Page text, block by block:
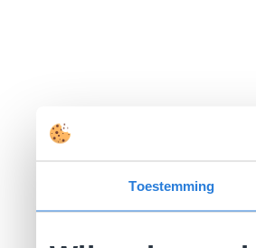
Toestemming